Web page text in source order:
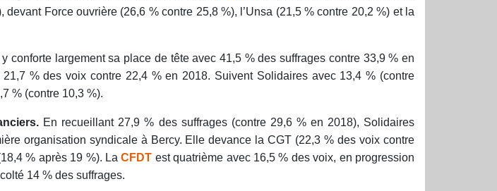
devant Force ouvrière (26,6 % contre 25,8 %), l’Unsa (21,5 % contre 20,2 %) et la
y conforte largement sa place de tête avec 41,5 % des suffrages contre 33,9 % en
21,7 % des voix contre 22,4 % en 2018. Suivent Solidaires avec 13,4 % (contre
% (contre 10,3 %).
En recueillant 27,9 % des suffrages (contre 29,6 % en 2018), Solidaires
organisation syndicale à Bercy. Elle devance la CGT (22,3 % des voix contre
% après 19 %). LaCFDT est quatrième avec 16,5 % des voix, en progression
14 % des suffrages.